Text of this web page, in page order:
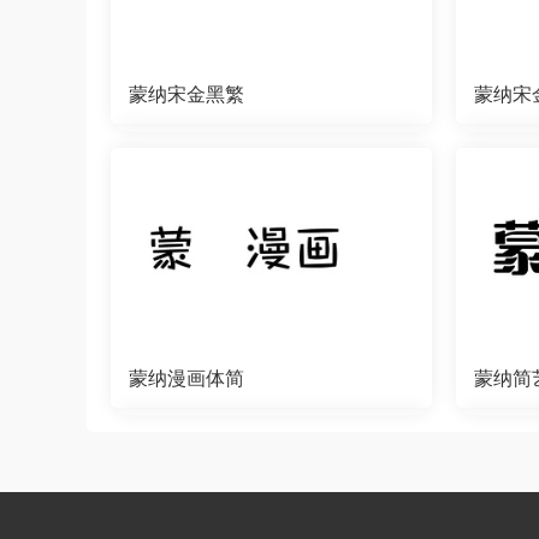
蒙纳宋金黑繁 蒙纳宋
蒙纳漫画体简 蒙纳简